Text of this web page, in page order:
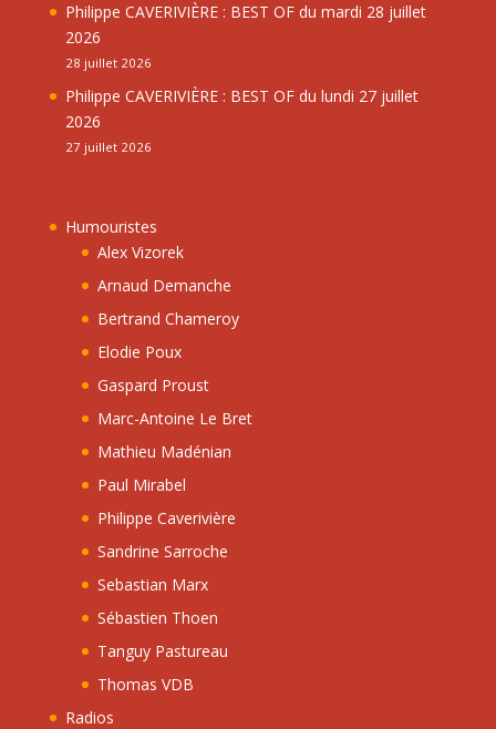
Philippe CAVERIVIÈRE : BEST OF du mardi 28 juillet
2026
28 juillet 2026
Philippe CAVERIVIÈRE : BEST OF du lundi 27 juillet
2026
27 juillet 2026
Humouristes
Alex Vizorek
Arnaud Demanche
Bertrand Chameroy
Elodie Poux
Gaspard Proust
Marc-Antoine Le Bret
Mathieu Madénian
Paul Mirabel
Philippe Caverivière
Sandrine Sarroche
Sebastian Marx
Sébastien Thoen
Tanguy Pastureau
Thomas VDB
Radios